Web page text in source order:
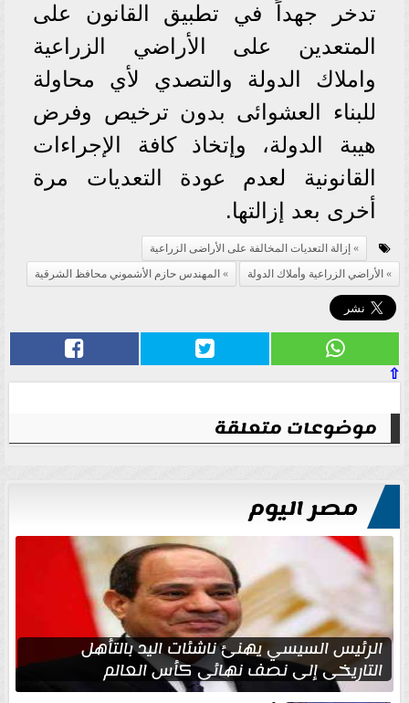
تدخر جهداً في تطبيق القانون على
المتعدين على الأراضي الزراعية
واملاك الدولة والتصدي لأي محاولة
للبناء العشوائى بدون ترخيص وفرض
هيبة الدولة، وإتخاذ كافة الإجراءات
القانونية لعدم عودة التعديات مرة
أخرى بعد إزالتها.
إزالة التعديات المخالفة على الأراضى الزراعية
الأراضي الزراعية وأملاك الدولة
المهندس حازم الأشموني محافظ الشرقية
⇧
موضوعات متعلقة
مصر اليوم
الرئيس السيسي يهنئ ناشئات اليد بالتأهل
التاريخي إلى نصف نهائي كأس العالم